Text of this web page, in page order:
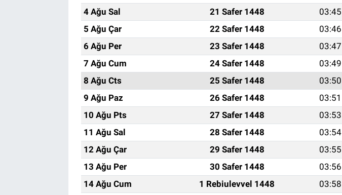
4 Ağu Sal
21 Safer 1448 03:45
5 Ağu Çar
22 Safer 1448 03:46
6 Ağu Per
23 Safer 1448 03:47
7 Ağu Cum
24 Safer 1448 03:49
8 Ağu Cts
25 Safer 1448 03:50
9 Ağu Paz
26 Safer 1448 03:51
10 Ağu Pts
27 Safer 1448 03:53
11 Ağu Sal
28 Safer 1448 03:54
12 Ağu Çar
29 Safer 1448 03:55
13 Ağu Per
30 Safer 1448 03:56
14 Ağu Cum
1 Rebiulevvel 1448 03:58